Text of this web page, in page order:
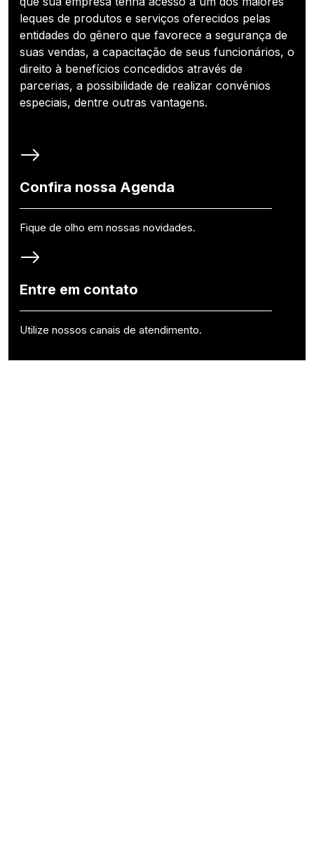
leques de produtos e serviços oferecidos pelas
entidades do gênero que favorece a segurança de
suas vendas, a capacitação de seus funcionários, o
direito à benefícios concedidos através de
parcerias, a possibilidade de realizar convênios
especiais, dentre outras vantagens.
Confira nossa Agenda
Fique de olho em nossas novidades.
Entre em contato
Utilize nossos canais de atendimento.